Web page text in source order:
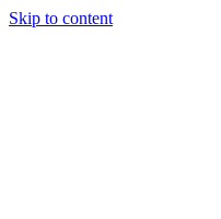
Skip to content